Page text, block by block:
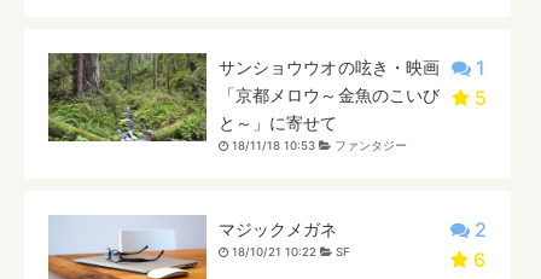
1
5
サンショウウオの呟き・映画
「京都メロウ～金魚のこいび
と～」に寄せて
18/11/18 10:53 ファンタジー
2
6
マジックメガネ
18/10/21 10:22 SF